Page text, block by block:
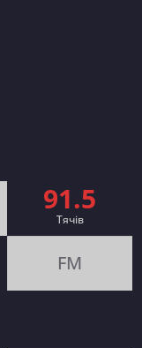
91.5
Тячів
FM